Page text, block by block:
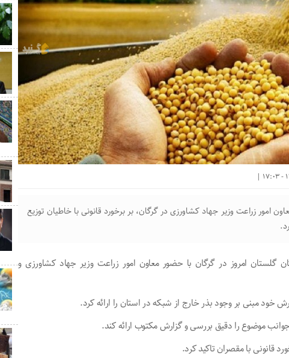
امور زراعت وزیر جهاد کشاورزی در گرگان، بر برخورد قانونی با خاطیان توزیع
گلستان امروز در گرگان با حضور معاون امور زراعت وزیر جهاد کشاورزی و
خود مبنی بر وجود بذر خارج از شبکه در استان را ارائه کرد.
جوانب موضوع را دقیق بررسی و گزارش مکتوب ارائه کند.
قانونی با مقصران تاکید کرد.